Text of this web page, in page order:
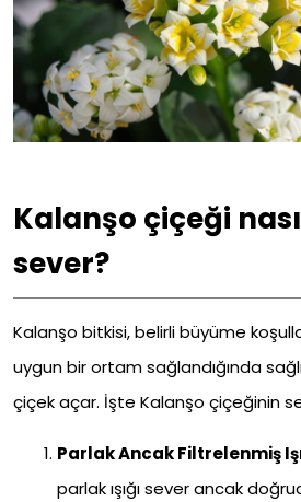
Kalanşo çiçeği
sever?
Kalanşo bitkisi, belirli büyüme
uygun bir ortam sağlandığında
çiçek açar. İşte Kalanşo çiçeğinin
Parlak Ancak Filtrelenmiş
parlak ışığı sever ancak